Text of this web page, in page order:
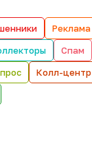
Реклама
Спам
Колл-центр